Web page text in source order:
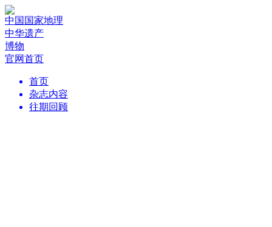
中国国家地理
中华遗产
博物
官网首页
首页
杂志内容
往期回顾